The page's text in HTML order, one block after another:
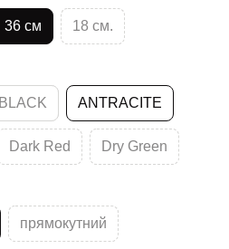
36 см 18 см.
BLACK ANTRACITE
Dark Red Dry Green
прямокутний